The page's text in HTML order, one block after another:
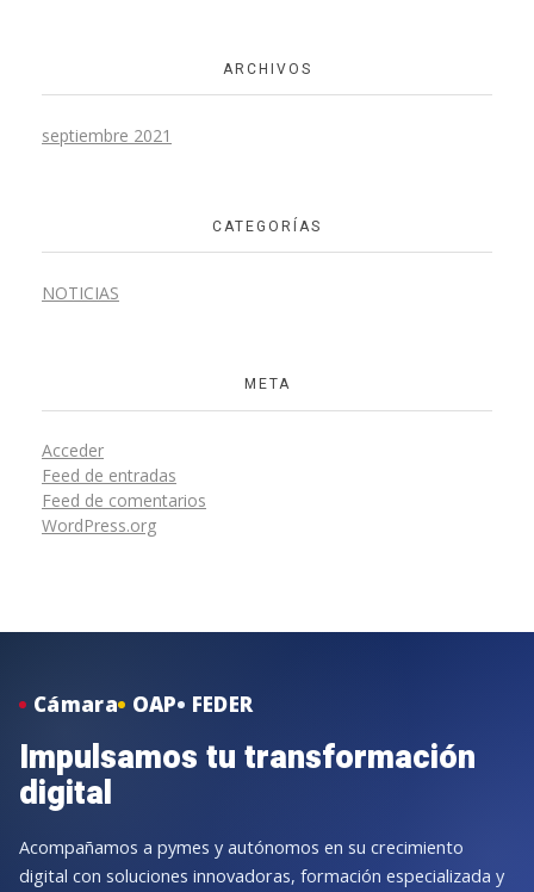
ARCHIVOS
septiembre 2021
CATEGORÍAS
NOTICIAS
META
Acceder
Feed de entradas
Feed de comentarios
WordPress.org
Cámara OAP FEDER
Impulsamos tu transformación
digital
Acompañamos a pymes y autónomos en su crecimiento
digital con soluciones innovadoras, formación especializada y